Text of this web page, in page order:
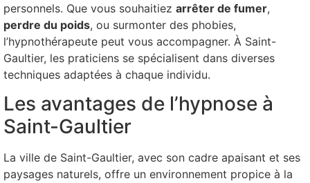
personnels. Que vous souhaitiez arrêter de fumer,
perdre du poids, ou surmonter des phobies,
l’hypnothérapeute peut vous accompagner. À Saint-
Gaultier, les praticiens se spécialisent dans diverses
techniques adaptées à chaque individu.
Les avantages de l’hypnose à
Saint-Gaultier
La ville de Saint-Gaultier, avec son cadre apaisant et ses
paysages naturels, offre un environnement propice à la